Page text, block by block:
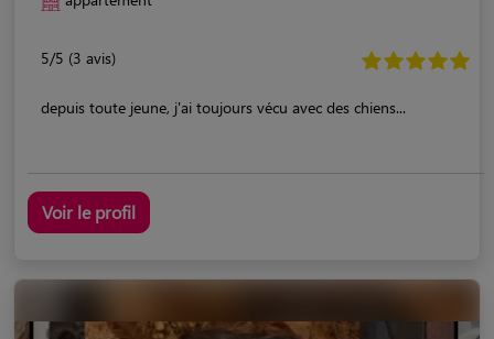
5/5 (3 avis)
depuis toute jeune, j'ai toujours vécu avec des chiens...
Voir le profil